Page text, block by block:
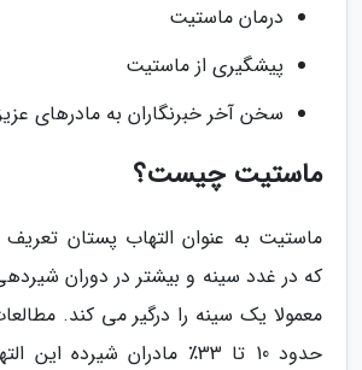
درمان ماستیت
پیشگیری از ماستیت
سخن آخر خبرنگاران به مادرهای
ماستیت چیست؟
ماستیت به عنوان التهاب پستان تعریف
که در غدد سینه و بیشتر در دوران
معمولا یک سینه را درگیر می کند.
حدود 10 تا 33٪ مادران شیرده